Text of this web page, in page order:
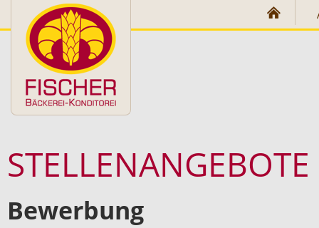
Direkt zum Inhalt
STELLENANGEBOTE
Bewerbung